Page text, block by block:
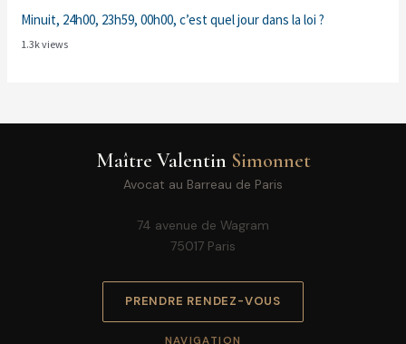
Minuit, 24h00, 23h59, 00h00, c’est quel jour dans la loi ?
1.3k views
Maître Valentin Simonnet
Avocat au Barreau de Paris
74 avenue de Wagram
75017 Paris
PRENDRE RENDEZ-VOUS
NAVIGATION